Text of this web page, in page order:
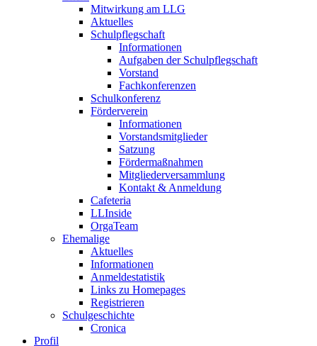
Mitwirkung am LLG
Aktuelles
Schulpflegschaft
Informationen
Aufgaben der Schulpflegschaft
Vorstand
Fachkonferenzen
Schulkonferenz
Förderverein
Informationen
Vorstandsmitglieder
Satzung
Fördermaßnahmen
Mitgliederversammlung
Kontakt & Anmeldung
Cafeteria
LLInside
OrgaTeam
Ehemalige
Aktuelles
Informationen
Anmeldestatistik
Links zu Homepages
Registrieren
Schulgeschichte
Cronica
Profil